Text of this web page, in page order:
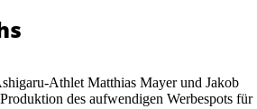
Athlet Matthias Mayer und Jakob
des aufwendigen Werbespots für